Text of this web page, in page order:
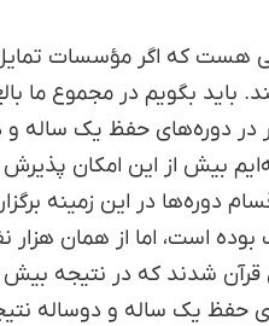
هست که اگر مؤسسات
در دوره‌های حفظ یک ساله
بیش از این امکان پذیرش
بوده است، اما از همان
آنها، حافظ کل قرآن شدند که